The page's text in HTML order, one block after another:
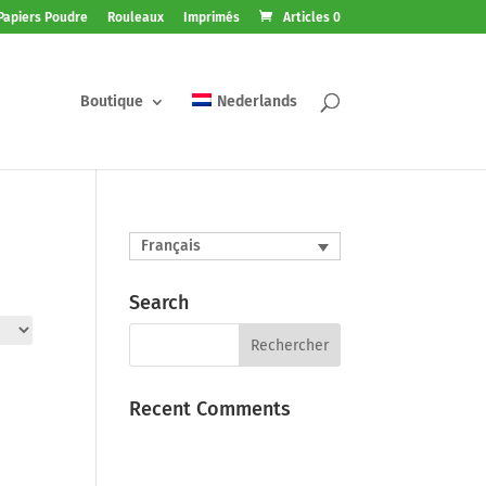
Papiers Poudre Rouleaux Imprimés Articles 0
Boutique Nederlands
Français
Search
Recent Comments